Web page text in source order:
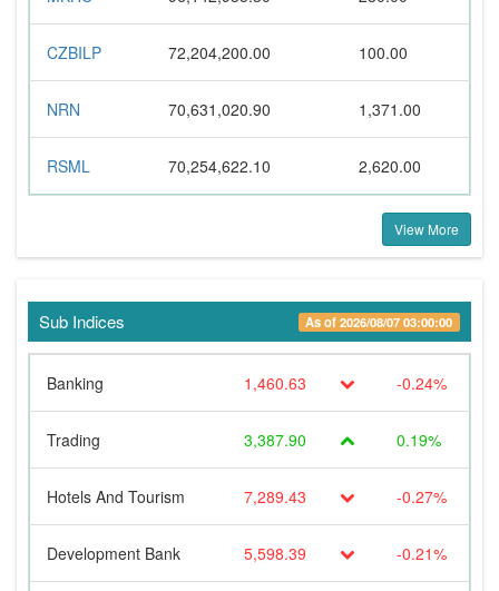
CZBILP 72,204,200.00 100.00
NRN 70,631,020.90 1,371.00
RSML 70,254,622.10 2,620.00
View More
Sub Indices As of 2026/08/07 03:00:00
Banking 1,460.63 -0.24%
Trading 3,387.90 0.19%
Hotels And Tourism 7,289.43 -0.27%
Development Bank 5,598.39 -0.21%